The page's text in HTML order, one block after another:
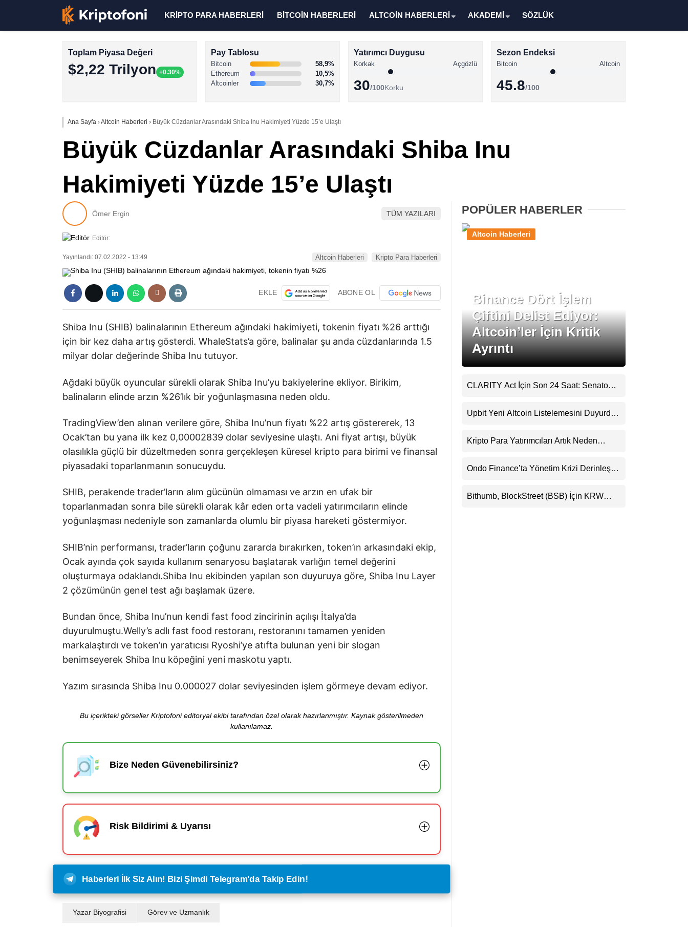
XRP Haberleri
LinkedIn
Telegram
KRİPTO PARA HABERLERİ BİTCOİN HABERLERİ ALTCOİN HABERLERİ AKADEMİ SÖZLÜK
Toplam Piyasa Değeri
$2,22 Trilyon +0.30%
Pay Tablosu
Bitcoin
58,9%
Ethereum
10,5%
Altcoinler
30,7%
Yatırımcı Duygusu
Korkak Açgözlü
30/100Korku
Sezon Endeksi
Bitcoin Altcoin
45.8/100
Ana Sayfa ›Altcoin Haberleri › Büyük Cüzdanlar Arasındaki Shiba Inu Hakimiyeti Yüzde 15’e Ulaştı
Büyük Cüzdanlar Arasındaki Shiba Inu
Hakimiyeti Yüzde 15’e Ulaştı
Ömer Ergin TÜM YAZILARI
Editör:
Yayınlandı: 07.02.2022 - 13:49 Altcoin Haberleri Kripto Para Haberleri
EKLE ABONE OL
Shiba Inu (SHIB) balinalarının Ethereum ağındaki hakimiyeti, tokenin fiyatı %26 arttığı
için bir kez daha artış gösterdi. WhaleStats’a göre, balinalar şu anda cüzdanlarında 1.5
milyar dolar değerinde Shiba Inu tutuyor.
Ağdaki büyük oyuncular sürekli olarak Shiba Inu’yu bakiyelerine ekliyor. Birikim,
balinaların elinde arzın %26’lık bir yoğunlaşmasına neden oldu.
TradingView’den alınan verilere göre, Shiba Inu’nun fiyatı %22 artış göstererek, 13
Ocak’tan bu yana ilk kez 0,00002839 dolar seviyesine ulaştı. Ani fiyat artışı, büyük
olasılıkla güçlü bir düzeltmeden sonra gerçekleşen küresel kripto para birimi ve finansal
piyasadaki toparlanmanın sonucuydu.
SHIB, perakende trader’ların alım gücünün olmaması ve arzın en ufak bir
toparlanmadan sonra bile sürekli olarak kâr eden orta vadeli yatırımcıların elinde
yoğunlaşması nedeniyle son zamanlarda olumlu bir piyasa hareketi göstermiyor.
SHIB’nin performansı, trader’ların çoğunu zararda bırakırken, token’ın arkasındaki ekip,
Ocak ayında çok sayıda kullanım senaryosu başlatarak varlığın temel değerini
oluşturmaya odaklandı.Shiba Inu ekibinden yapılan son duyuruya göre, Shiba Inu Layer
2 çözümünün genel test ağı başlamak üzere.
Bundan önce, Shiba Inu’nun kendi fast food zincirinin açılışı İtalya’da
duyurulmuştu.Welly’s adlı fast food restoranı, restoranını tamamen yeniden
markalaştırdı ve token’ın yaratıcısı Ryoshi’ye atıfta bulunan yeni bir slogan
benimseyerek Shiba Inu köpeğini yeni maskotu yaptı.
Yazım sırasında Shiba Inu 0.000027 dolar seviyesinden işlem görmeye devam ediyor.
Bu içerikteki görseller Kriptofoni editoryal ekibi tarafından özel olarak hazırlanmıştır. Kaynak gösterilmeden
kullanılamaz.
Bize Neden Güvenebilirsiniz?
Risk Bildirimi & Uyarısı
Haberleri İlk Siz Alın! Bizi Şimdi Telegram'da Takip Edin!
Yazar Biyografisi Görev ve Uzmanlık
POPÜLER HABERLER
Binance Dört İşlem
Çiftini Delist Ediyor:
Altcoin’ler İçin Kritik
Ayrıntı
Altcoin Haberleri
CLARITY Act İçin Son 24 Saat: Senato
Beklentisini Bozabilir
Upbit Yeni Altcoin Listelemesini Duyurdu:
Görecek
Kripto Para Yatırımcıları Artık Neden
Ondo Finance’ta Yönetim Krizi Derinleşti:
Kontrolü Mahkemeye Taşındı
Bithumb, BlockStreet (BSB) İçin KRW